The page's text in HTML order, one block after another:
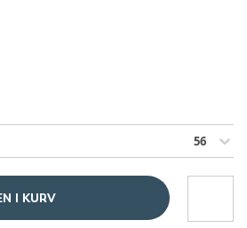
56
I KURV